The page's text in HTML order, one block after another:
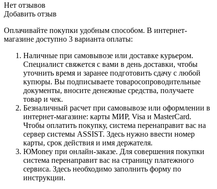
Нет отзывов
Добавить отзыв
Оплачивайте покупки удобным способом. В интернет-
магазине доступно 3 варианта оплаты:
Наличные при самовывозе или доставке курьером.
Специалист свяжется с вами в день доставки, чтобы
уточнить время и заранее подготовить сдачу с любой
купюры. Вы подписываете товаросопроводительные
документы, вносите денежные средства, получаете
товар и чек.
Безналичный расчет при самовывозе или оформлении в
интернет-магазине: карты МИР, Visa и MasterCard.
Чтобы оплатить покупку, система перенаправит вас на
сервер системы ASSIST. Здесь нужно ввести номер
карты, срок действия и имя держателя.
ЮMoney при онлайн-заказе. Для совершения покупки
система перенаправит вас на страницу платежного
сервиса. Здесь необходимо заполнить форму по
инструкции.